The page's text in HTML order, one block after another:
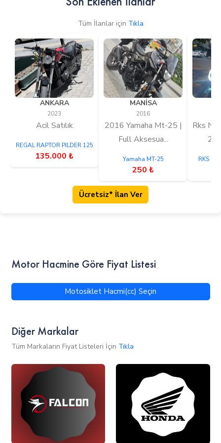
Tüm İlanlar için Tıkla
ANKARA
2023
Acil Satılık
REGAL RAPTOR PILDER 125
135.000 ₺
MANİSA
2016
2016 Yamaha Mt-25 |
Full Aksesua...
Yamaha MT-25
250 ₺
Rks
RKS
Ücretsiz* İlan Ver
Motor Hacmine Göre Fiyat Listesi
Motosiklet Hacmi(cc) Seçin
Diğer Markalar
Tüm Markaların Fiyat Listeleri İçin Tıkla